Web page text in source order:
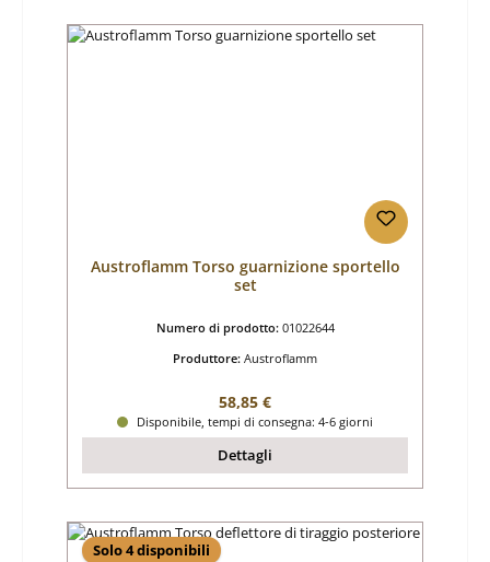
Austroflamm Torso guarnizione sportello
set
Numero di prodotto: 01022644
Produttore: Austroflamm
Prezzo normale:
58,85 €
Disponibile, tempi di consegna: 4-6 giorni
Dettagli
Solo 4 disponibili